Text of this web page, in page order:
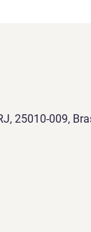
25010-009,